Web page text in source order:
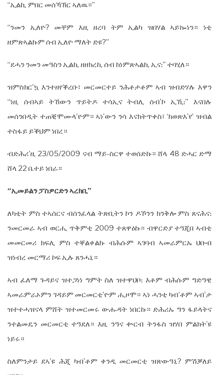
“ኢልኪ ምበር መሰኻኽር ኣለዉ።”
“ንመን ኢለዮ? መቸም እዚ ዘረባ ትም ኢልካ ዝበሃል ኣይኰነን። ነቲ
ዘምጽኣልኩም ሰብ ኢለዮ ማለት ድዩ?”
“ደሓን ንመን መዓስን ኢልኪ ዘዘክረኪ ሰብ ከነምጽኣልኪ ኢና᎓” ተባሂለ።
ዝምስክር’ኳ እንተዘየቕረቡ፣ መርመርተይ ንሕቶታቶም ኣብ ዝብድሃሉ እዋን
“ነዚ ሰብኣይ ትኸውን ጥይትዶ ተሳኢና ትብሊ ሰብ’ኮ ኢኺ᎓” እናበሉ
መሰንበዲት ተጠቒሞሙላ’ዮም። ኣነ’ውን ንሳ እናክትጥቀስ፣ ‘ክወጽእ’የ’ ዝብል
ተስፋይ ይቕህም ነበረ።
ብድሕሪ’ዚ 23/05/2009 ናብ ማይ-ስርዋ ተወሰድኩ። ሸላ 48 ድሓር ድማ
ሸላ 22 ቤተይ ነበራ።
“ኢመይልንፓስዎርድንኣረክቢ”
ለካቲት ምስ ተኣሰርና ብሰንፈላል ትጽቢትን ኮን ዶኾንን ክንቅሎ ምስ ጸናሕና᎓
ንመርመራ ኣብ ወርሒ ጥቅምቲ 2009 ተጸዋዕኩ። ብዋርድያ ተዓጂበ ኣብቲ
መመርመሪ ክፍሊ ምስ ተቐልቀልኩ ብሕሱም ኣገባብ ኣመራምርኡ ህቡብ
ዝነብረ መርማሪ ኮፍ ኢሉ ጸንሓኒ።
ኣብ ፈለማ ጉዳይና ዝተጋነነ ግምት ስለ ዝተዋህቦ᎓ እቶም ብሕሱም ግድዓዊ
ኣመራምራኦምን ገዳይም መርመርቲ’ዮም ሒዞሞ። ኣነ ሓንቲ ካብ’ቶም ኣብ’ታ
ዝተተሓዝናላ ምሸት ዝተመርመሩ ውሑዳት ነበርኩ። ድሕሪኡ ግን ፋይላትና
ንተልመዴን መርመርቲ ተዓደለ። እዚ ንዓና ቍርብ ትንፋስ ዝሃበ ምልክት’ዩ
ነይሩ።
ስለምንታይ ደኣ’ዩ ሕጂ ካብ’ቶም ቀንዲ መርመርቲ ዝጽውዓኒ? ምሽቓለይ